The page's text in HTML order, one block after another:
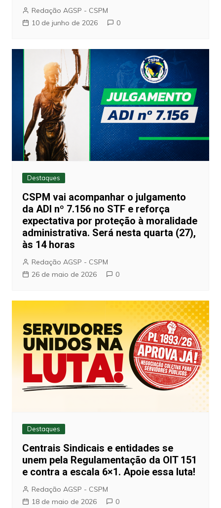
Redação AGSP - CSPM
10 de junho de 2026
0
Destaques
CSPM vai acompanhar o julgamento
da ADI nº 7.156 no STF e reforça
expectativa por proteção à moralidade
administrativa. Será nesta quarta (27),
às 14 horas
Redação AGSP - CSPM
26 de maio de 2026
0
Destaques
Centrais Sindicais e entidades se
unem pela Regulamentação da OIT 151
e contra a escala 6×1. Apoie essa luta!
Redação AGSP - CSPM
18 de maio de 2026
0